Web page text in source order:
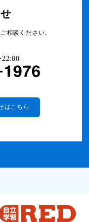
相談ください。
22:00
はこちら